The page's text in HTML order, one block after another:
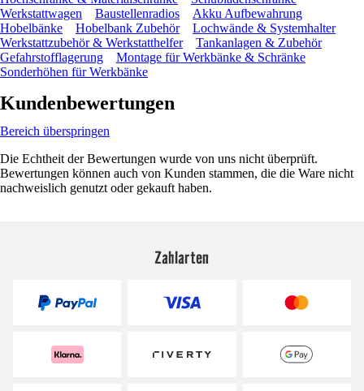
Werkstattwagen
Baustellenradios
Akku Aufbewahrung
Hobelbänke
Hobelbank Zubehör
Lochwände & Systemhalter
Werkstattzubehör & Werkstatthelfer
Tankanlagen & Zubehör
Gefahrstofflagerung
Montage für Werkbänke & Schränke
Sonderhöhen für Werkbänke
Kundenbewertungen
Bereich überspringen
Die Echtheit der Bewertungen wurde von uns nicht überprüft.
Bewertungen können auch von Kunden stammen, die die Ware nicht
nachweislich genutzt oder gekauft haben.
Zahlarten